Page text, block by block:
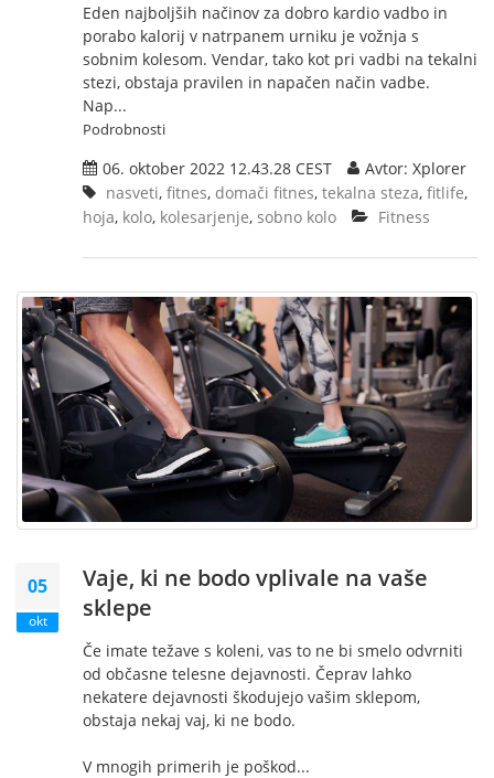
Eden najboljših načinov za dobro kardio vadbo in
porabo kalorij v natrpanem urniku je vožnja s
sobnim kolesom. Vendar, tako kot pri vadbi na tekalni
stezi, obstaja pravilen in napačen način vadbe.
Nap...
Podrobnosti
06. oktober 2022 12.43.28 CEST
Avtor: Xplorer
nasveti, fitnes, domači fitnes, tekalna steza, fitlife,
hoja, kolo, kolesarjenje, sobno kolo Fitness
05
okt
Vaje, ki ne bodo vplivale na vaše
sklepe
Če imate težave s koleni, vas to ne bi smelo odvrniti
od občasne telesne dejavnosti. Čeprav lahko
nekatere dejavnosti škodujejo vašim sklepom,
obstaja nekaj vaj, ki ne bodo.
V mnogih primerih je poškod...